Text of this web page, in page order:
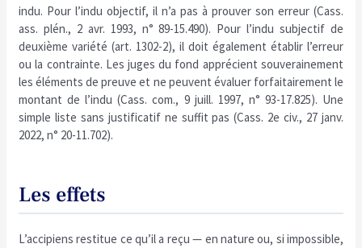
indu. Pour l’indu objectif, il n’a pas à prouver son erreur (Cass.
ass. plén., 2 avr. 1993, n° 89-15.490). Pour l’indu subjectif de
deuxième variété (art. 1302-2), il doit également établir l’erreur
ou la contrainte. Les juges du fond apprécient souverainement
les éléments de preuve et ne peuvent évaluer forfaitairement le
montant de l’indu (Cass. com., 9 juill. 1997, n° 93-17.825). Une
simple liste sans justificatif ne suffit pas (Cass. 2e civ., 27 janv.
2022, n° 20-11.702).
Les effets
L’accipiens restitue ce qu’il a reçu — en nature ou, si impossible,